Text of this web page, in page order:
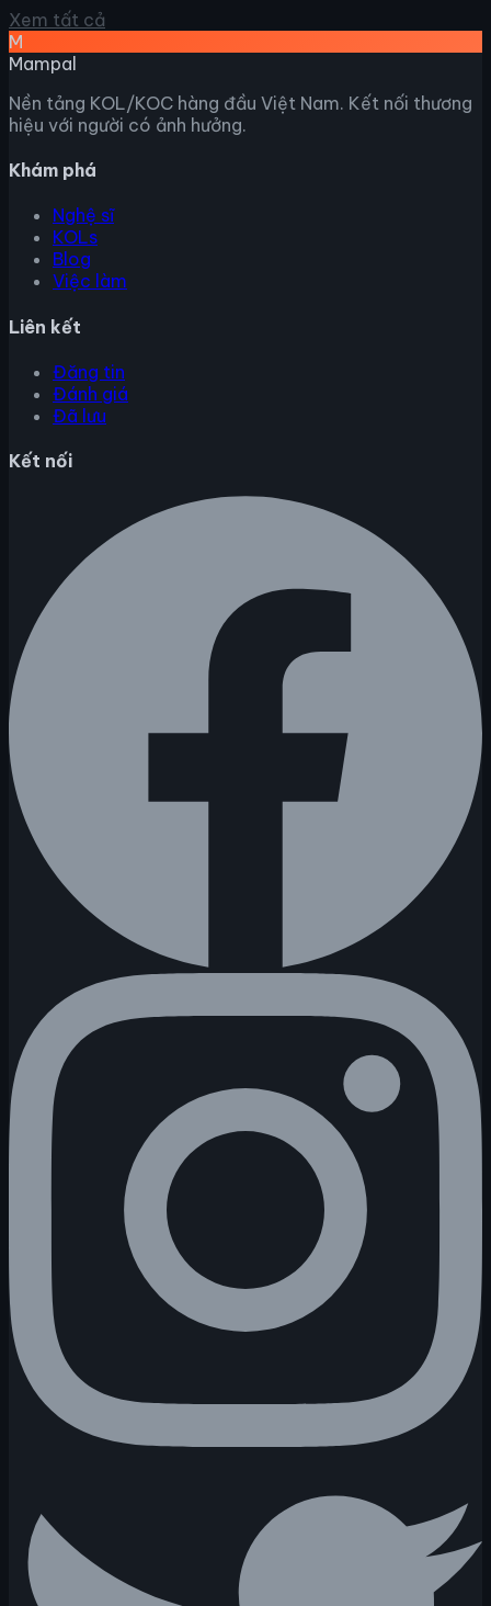
Xem tất cả
M
Mampal
Nền tảng KOL/KOC hàng đầu Việt Nam. Kết nối thương
hiệu với người có ảnh hưởng.
Khám phá
Nghệ sĩ
KOLs
Blog
Việc làm
Liên kết
Đăng tin
Đánh giá
Đã lưu
Kết nối